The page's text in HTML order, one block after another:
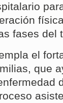
fases del
el
que